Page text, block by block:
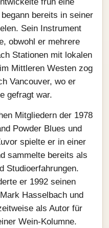
bereits in seiner
Sein Instrument
obwohl er mehrere
Stationen mit lokalen
Mittleren Westen zog
Vancouver, wo er
gefragt war.
Mitgliedern der 1978
Powder Blues und
spielte er in einer
sammelte bereits als
Studioerfahrungen.
er 1992 seinen
Hasselbach und
als Autor für
Wein‑Kolumne.